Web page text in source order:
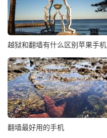
越狱和翻墙有什么区别苹果手机
翻墙最好用的手机